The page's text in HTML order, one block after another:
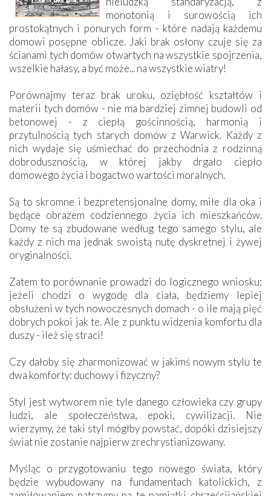
monotonią i surowością ich
prostokątnych i ponurych form - które nadają każdemu
domowi posępne oblicze. Jaki brak osłony czuje się za
ścianami tych domów otwartych na wszystkie spojrzenia,
wszelkie hałasy, a być może... na wszystkie wiatry!
Porównajmy teraz brak uroku, oziębłość kształtów i
materii tych domów - nie ma bardziej zimnej budowli od
betonowej - z ciepłą gościnnością, harmonią i
przytulnością tych starych domów z Warwick. Każdy z
nich wydaje się uśmiechać do przechodnia z rodzinną
dobrodusznością, w której jakby drgało ciepło
domowego życia i bogactwo wartości moralnych.
Są to skromne i bezpretensjonalne domy, miłe dla oka i
będące obrazem codziennego życia ich mieszkańców.
Domy te są zbudowane według tego samego stylu, ale
każdy z nich ma jednak swoistą nutę dyskretnej i żywej
oryginalności.
Zatem to porównanie prowadzi do logicznego wniosku:
jeżeli chodzi o wygodę dla ciała, będziemy lepiej
obsłużeni w tych nowoczesnych domach - o ile mają pięć
dobrych pokoi jak te. Ale z punktu widzenia komfortu dla
duszy - ileż się straci!
Czy dałoby się zharmonizować w jakimś nowym stylu te
dwa komforty: duchowy i fizyczny?
Styl jest wytworem nie tyle danego człowieka czy grupy
ludzi, ale społeczeństwa, epoki, cywilizacji. Nie
wierzymy, że taki styl mógłby powstać, dopóki dzisiejszy
świat nie zostanie najpierw zrechrystianizowany.
Myśląc o przygotowaniu tego nowego świata, który
będzie wybudowany na fundamentach katolickich, z